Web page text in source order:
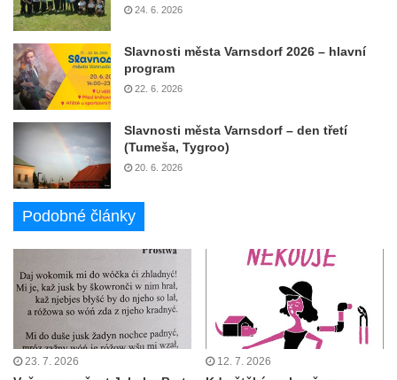
24. 6. 2026
Slavnosti města Varnsdorf 2026 – hlavní
program
22. 6. 2026
Slavnosti města Varnsdorf – den třetí
(Tumeša, Tygroo)
20. 6. 2026
Podobné články
23. 7. 2026 12. 7. 2026